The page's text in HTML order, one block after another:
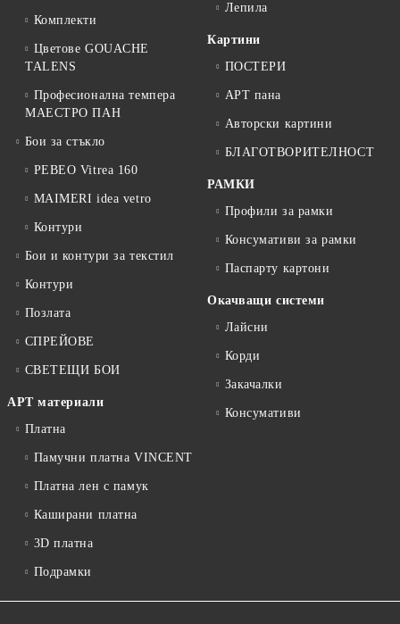
Комплекти
Цветове GOUACHE
TALENS
Професионална темпера
МАЕСТРО ПАН
Бои за стъкло
PEBEO Vitrea 160
MAIMERI idea vetro
Контури
Бои и контури за текстил
Контури
Позлата
СПРЕЙОВЕ
СВЕТЕЩИ БОИ
АРТ материали
Платна
Памучни платна VINCENT
Платна лен с памук
Каширани платна
3D платна
Подрамки
Лепила
Картини
ПОСТЕРИ
АРТ пана
Авторски картини
БЛАГОТВОРИТЕЛНОСТ
РАМКИ
Профили за рамки
Консумативи за рамки
Паспарту картони
Окачващи системи
Лайсни
Корди
Закачалки
Консумативи